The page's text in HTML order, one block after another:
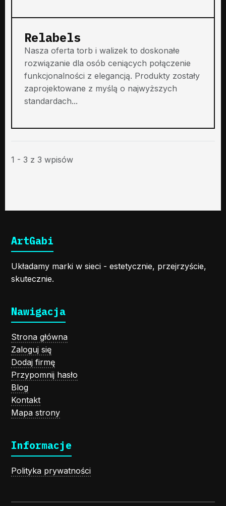
Relabels
Nasza oferta torb i walizek to doskonałe
rozwiązanie dla osób ceniących połączenie
funkcjonalności z elegancją. Produkty zostały
zaprojektowane z myślą o najwyższych
standardach...
1 - 3 z 3 wpisów
ArtGabi
Układamy marki w sieci - estetycznie, przejrzyście,
skutecznie.
Nawigacja
Strona główna
Zaloguj się
Dodaj firmę
Przypomnij hasło
Blog
Kontakt
Mapa strony
Informacje
Polityka prywatności